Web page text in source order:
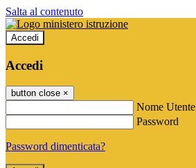
Salta al contenuto
Accedi
Accedi
button close ×
Nome Utente
Password
Password dimenticata?